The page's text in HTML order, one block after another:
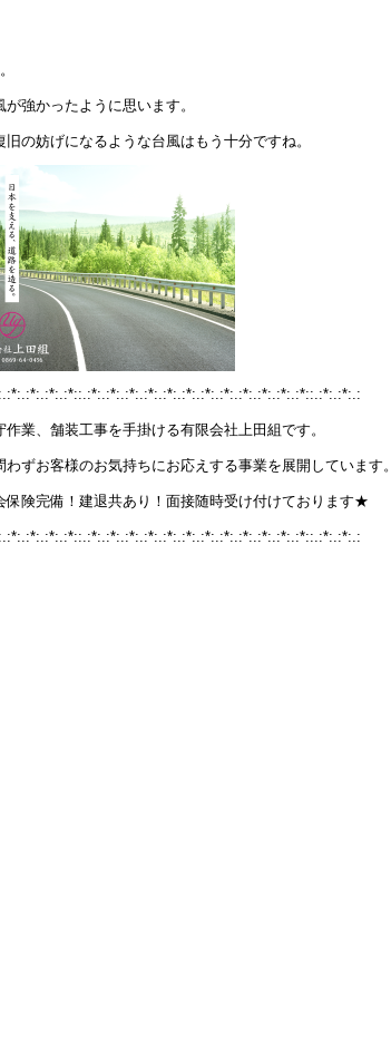
強かったように思います。
の妨げになるような台風はもう十分ですね。
業、舗装工事を手掛ける有限会社上田組です。
ずお客様のお気持ちにお応えする事業を展開しています。
険完備！建退共あり！面接随時受け付けております★